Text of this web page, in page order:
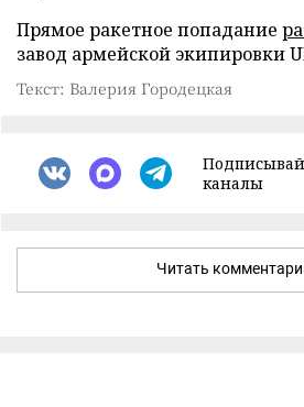
Прямое ракетное попадание
завод армейской экипировки
Текст: Валерия Городецкая
каналы
Читать